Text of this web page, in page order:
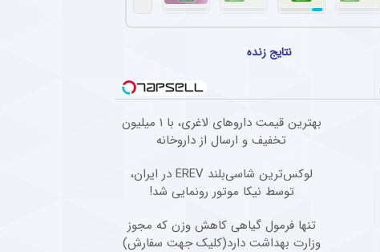
خط میانی پرسپولیس، کار دشواری برای قرار گرفتن در ترکیب ثابت این تیم خواهند داشت.
پرسپولیس برای جذب ستاره محبوب نساجی
همچنان برای جذب دانیال ایری از نساجی تلاش می‌کند، اما مخالفت نساجی باعث کاهش
تیم جدید ستاره محبوب هواداران تیم فوتبال پرسپولیس طی ۴۸ ساعت آینده
مدافع سابق تیم فوتبال پرسپولیس تصمیم خود را برای ادامه فوتبال در خارج از کشور
سنگین پیشکسوت استقلال به اقدام جنجالی مهدی تاج در فدراسیون فوتبال
پیشکسوت استقلال گفت : قهرمانی حق مسلم استقلال بود و فدراسیون باید آن را اعلام می‌کرد.
نتایج زنده
بهترین قیمت داروهای لاغری، با ۱ میلیون
تخفیف و ارسال از داروخانه‌
لوکس‌ترین شاسی‌بلند EREV در ایران،
توسط نیکا موتور رونمایی شد!
تنها فرمول گیاهی کاهش وزن که مجوز
وزارت بهداشت دارد(کلیک جهت سفارش)